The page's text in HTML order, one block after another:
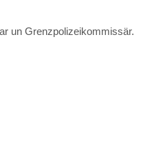
un Grenzpolizeikommissär.